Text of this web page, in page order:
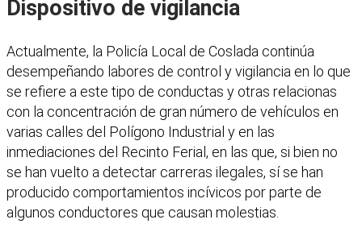
Dispositivo de vigilancia
Actualmente, la Policía Local de Coslada continúa
desempeñando labores de control y vigilancia en lo que
se refiere a este tipo de conductas y otras relacionas
con la concentración de gran número de vehículos en
varias calles del Polígono Industrial y en las
inmediaciones del Recinto Ferial, en las que, si bien no
se han vuelto a detectar carreras ilegales, sí se han
producido comportamientos incívicos por parte de
algunos conductores que causan molestias.